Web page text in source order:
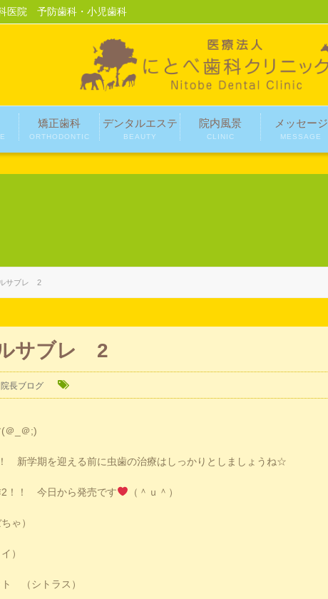
院 予防歯科・小児歯科
矯正歯科
ORTHODONTIC
デンタルエステ
BEAUTY
院内風景
CLINIC
メッセージ
MESSAGE
サブレ 2
サブレ 2
院長ブログ
＠_＠;)
新学期を迎える前に虫歯の治療はしっかりとしましょうね☆
2！！ 今日から発売です （＾ｕ＾）
）
シトラス）